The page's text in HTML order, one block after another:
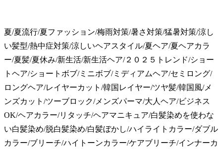
夏/夏流行/夏ファッション/梅雨対策/暑さ対策/猛暑対策/涼し
い髪型/熱中症対策/涼しいヘアスタイル/夏ヘア/夏ヘアカラ
ー/夏髪/夏休み/新生活/新生活ヘア/２０２５トレンド/ショー
トヘア/ショートボブ/ミニボブ/ミディアムヘア/セミロング/
ロングヘア/レイヤーカット/韓国レイヤー/ツヤ髪/韓国風/メ
ンズカット/ツーブロック/メンズパーマ/大人ヘア/ビジネス
OK/ヘアカラー/リタッチ/ヘアマニキュア/白髪染めを使わな
い白髪染め/脱白髪染め/白髪ぼかし/ハイライトカラー/ダブル
カラー/ブリーチ/ハイトーンカラー/ケアブリーチ/インナーカ